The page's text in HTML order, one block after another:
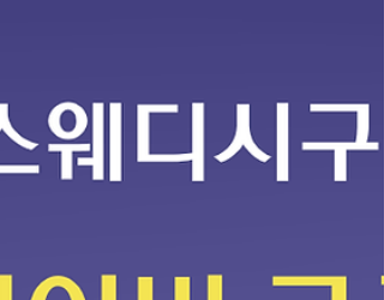
적 부담이 적은 방식으로 일을 배우는 경우가 많습
니다. 물론 업소마다 방식은 다르지만 초보자를 받
는 곳에서는 기본적인 마사지 방법이나 손 압력, 동
작 등을 설명해 주는 경우가 일반적입니다. 스웨디